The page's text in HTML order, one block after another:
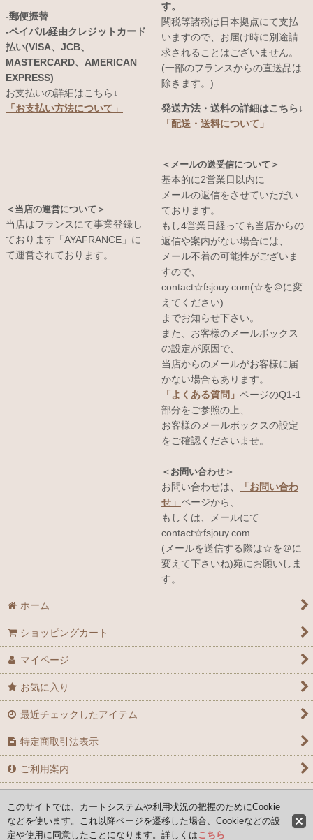
-郵便振替
-ペイパル経由クレジットカード
払い(VISA、JCB、
MASTERCARD、AMERICAN
EXPRESS)
お支払いの詳細はこちら↓
「お支払い方法について」
＜当店の運営について＞
当店はフランスにて事業登録し
ております「AYAFRANCE」に
て運営されております。
す。
関税等諸税は日本拠点にて支払
いますので、お届け時に別途請
求されることはございません。
(一部のフランスからの直送品は
除きます。)
発送方法・送料の詳細はこちら↓
「配送・送料について」
＜メールの送受信について＞
基本的に2営業日以内に
メールの返信をさせていただい
ております。
もし4営業日経っても当店からの
返信や案内がない場合には、
メール不着の可能性がございま
すので、
contact☆fsjouy.com(☆を＠に変
えてください)
までお知らせ下さい。
また、お客様のメールボックス
の設定が原因で、
当店からのメールがお客様に届
かない場合もあります。
「よくある質問」 ページのQ1-1
部分をご参照の上、
お客様のメールボックスの設定
をご確認くださいませ。
＜お問い合わせ＞
お問い合わせは、
「お問い合わ
せ」 ページから、
もしくは、メールにて
contact☆fsjouy.com
(メールを送信する際は☆を＠に
変えて下さいね)宛にお願いしま
す。
ホーム
ショッピングカート
マイページ
お気に入り
最近チェックしたアイテム
特定商取引法表示
ご利用案内
Copyright (C) 2008-2026 AYAFRANCE All Rights Reserved
このサイトでは、カートシステムや利用状況の把握のためにCookie
などを使います。これ以降ページを遷移した場合、Cookieなどの設
定や使用に同意したことになります。詳しくはこちら